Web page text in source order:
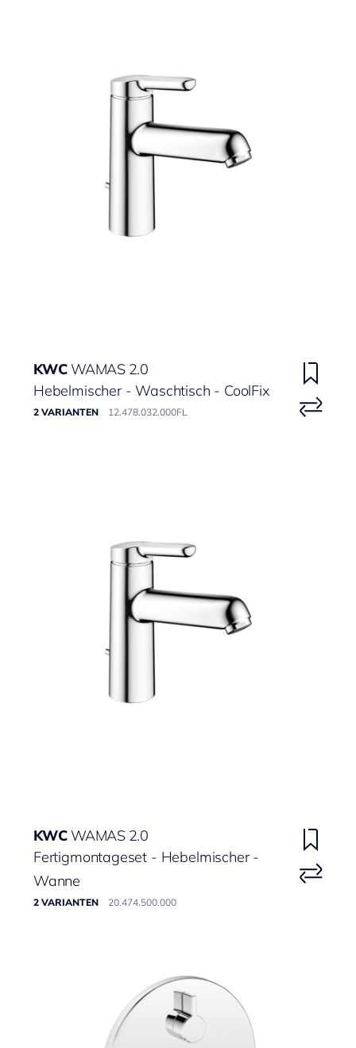
KWCWAMAS 2.0
Hebelmischer - Waschtisch - CoolFix
2 VARIANTEN 12.478.032.000FL
KWCWAMAS 2.0
Fertigmontageset - Hebelmischer -
Wanne
2 VARIANTEN 20.474.500.000